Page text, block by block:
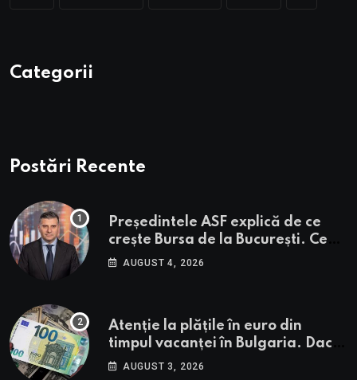
Categorii
Postări Recente
Președintele ASF explică de ce
crește Bursa de la București. Ce
urmează pentru BVB potrivit lui
AUGUST 4, 2026
Atenție la plățile în euro din
timpul vacanței în Bulgaria. Dacă
în România cele mai falsificate
AUGUST 3, 2026